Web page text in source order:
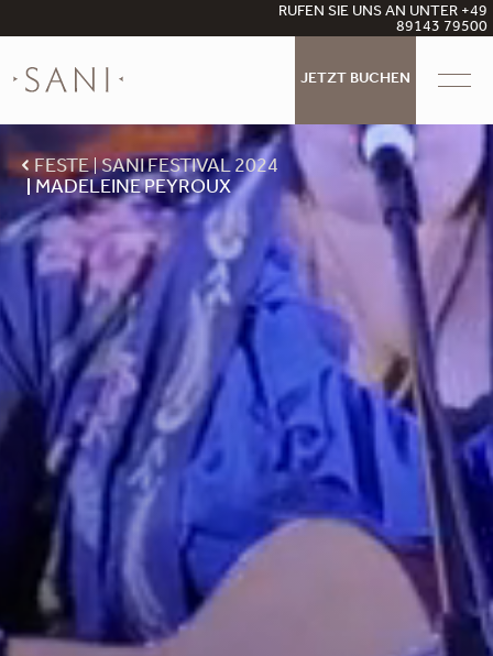
RUFEN SIE UNS AN UNTER +49
89143 79500
JETZT BUCHEN
FESTE
SANI FESTIVAL 2024
MADELEINE PEYROUX